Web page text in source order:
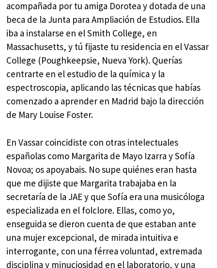
acompañada por tu amiga Dorotea y dotada de una
beca de la Junta para Ampliación de Estudios. Ella
iba a instalarse en el Smith College, en
Massachusetts, y tú fijaste tu residencia en el Vassar
College (Poughkeepsie, Nueva York). Querías
centrarte en el estudio de la química y la
espectroscopia, aplicando las técnicas que habías
comenzado a aprender en Madrid bajo la dirección
de Mary Louise Foster.
En Vassar coincidiste con otras intelectuales
españolas como Margarita de Mayo Izarra y Sofía
Novoa; os apoyabais. No supe quiénes eran hasta
que me dijiste que Margarita trabajaba en la
secretaría de la JAE y que Sofía era una musicóloga
especializada en el folclore. Ellas, como yo,
enseguida se dieron cuenta de que estaban ante
una mujer excepcional, de mirada intuitiva e
interrogante, con una férrea voluntad, extremada
disciplina y minuciosidad en el laboratorio, y una